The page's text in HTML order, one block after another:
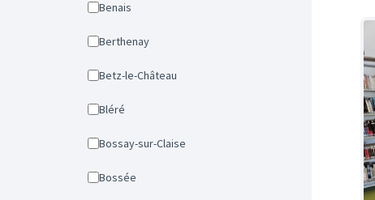
Benais
Berthenay
Betz-le-Château
Bléré
Bossay-sur-Claise
Bossée